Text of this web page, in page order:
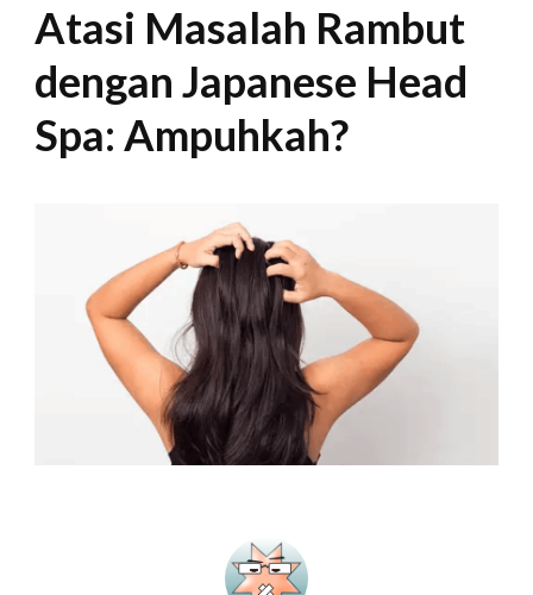
Atasi Masalah Rambut
dengan Japanese Head
Spa: Ampuhkah?